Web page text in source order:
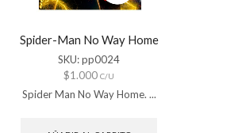
Spider-Man No Way Home
SKU:pp0024
$1.000 C/U
Spider Man No Way Home. ...